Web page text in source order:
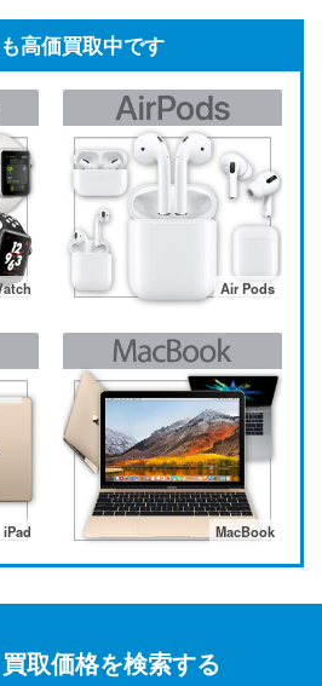
高価買取中です
Air Pods
iPad MacBook
取価格を検索する